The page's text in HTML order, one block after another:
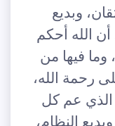
وبديع
أن الله أحكم
وما فيها من
رحمة الله،
عم كل
النظام،